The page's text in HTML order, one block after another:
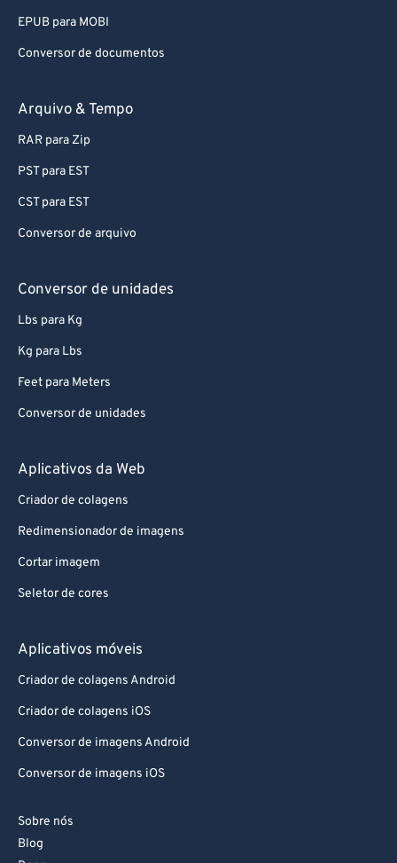
EPUB para MOBI
Conversor de documentos
Arquivo & Tempo
RAR para Zip
PST para EST
CST para EST
Conversor de arquivo
Conversor de unidades
Lbs para Kg
Kg para Lbs
Feet para Meters
Conversor de unidades
Aplicativos da Web
Criador de colagens
Redimensionador de imagens
Cortar imagem
Seletor de cores
Aplicativos móveis
Criador de colagens Android
Criador de colagens iOS
Conversor de imagens Android
Conversor de imagens iOS
Sobre nós
Blog